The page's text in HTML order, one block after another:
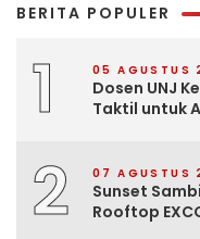
BERITA POPULER
1 05 AGUSTUS
Dosen UNJ
Taktil untuk
2 07 AGUSTUS
Sunset
Rooftop